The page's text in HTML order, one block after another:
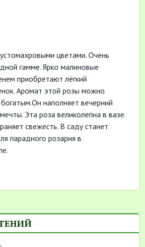
цветами. Очень
гамме. Ярко малиновые
приобретают лёгкий
Аромат этой розы можно
наполняет вечерний
Эта роза великолепна в вазе.
свежесть. В саду станет
парадного розария в